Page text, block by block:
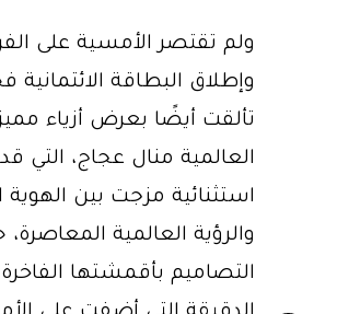
ولم تقتصر الأمسية على
وإطلاق البطاقة
تألقت أيضًا بعرض أزياء
العالمية منال عجاج،
استثنائية مزجت بين الهوية
والرؤية العالمية
التصاميم بأقمشتها